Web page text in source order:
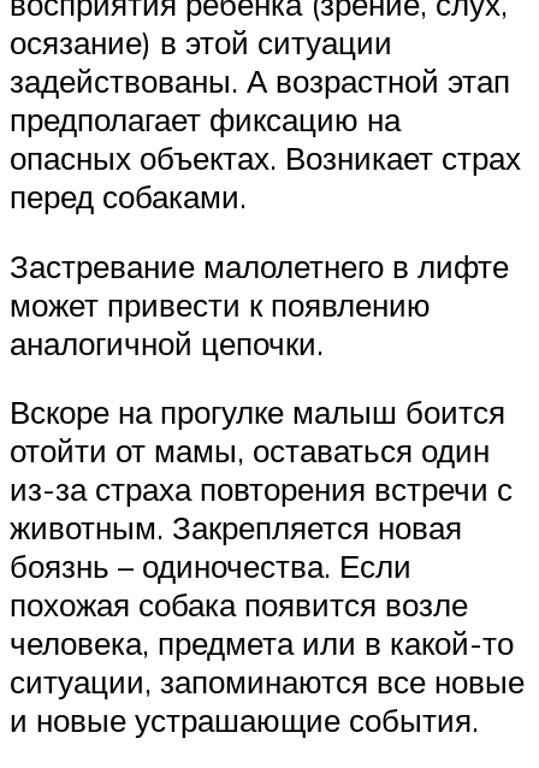
осязание) в этой ситуации
задействованы. А возрастной этап
предполагает фиксацию на
опасных объектах. Возникает страх
перед собаками.
Застревание малолетнего в лифте
может привести к появлению
аналогичной цепочки.
Вскоре на прогулке малыш боится
отойти от мамы, оставаться один
из-за страха повторения встречи с
животным. Закрепляется новая
боязнь – одиночества. Если
похожая собака появится возле
человека, предмета или в какой-то
ситуации, запоминаются все новые
и новые устрашающие события.